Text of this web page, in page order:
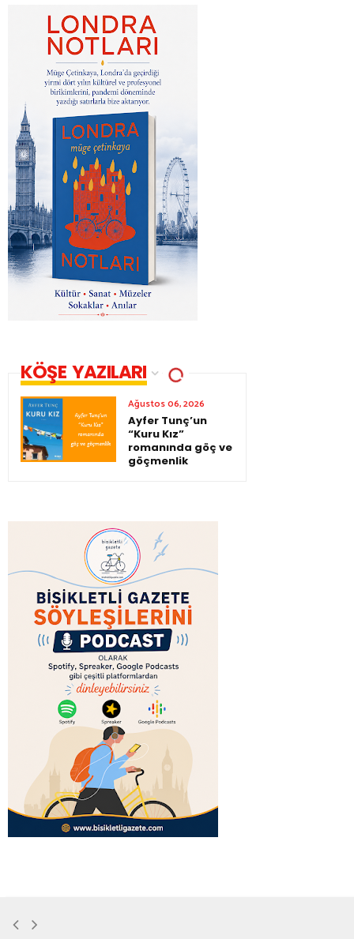
KÖŞE YAZILARI
Ağustos 06, 2026
Ayfer Tunç’un
“Kuru Kız”
romanında göç ve
göçmenlik